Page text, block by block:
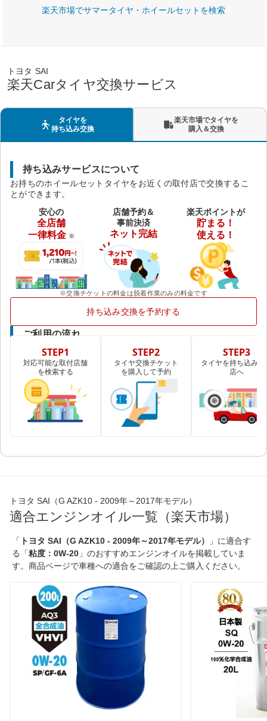
楽天市場でサマータイヤ・ホイールセットを検索
トヨタ SAI
楽天Carタイヤ交換サービス
タイヤを
持ち込み交換
楽天市場でタイヤを
購入＆交換
持ち込みサービスについて
お持ちのホイールセットタイヤをお近くの取付店で交換するこ
とができます。
安心の
全店舗
一律料金 ※
店舗予約＆
事前決済
ネット完結
楽天ポイントが
貯まる！
使える！
※交換チケットの料金は脱着作業のみの料金です
持ち込み交換を予約する
ご利用の流れ
STEP1
対応可能な取付店舗
を検索する
STEP2
タイヤ交換チケット
を購入して予約
STEP3
タイヤを持ち込み取
店へ
トヨタ SAI（G AZK10 - 2009年～2017年モデル）
適合エンジンオイル一覧（楽天市場）
「 トヨタ SAI（G AZK10 - 2009年～2017年モデル）
」に適合す
る「粘度：0W-20 」のおすすめエンジンオイルを掲載していま
す。商品ページで車種への適合をご確認の上ご購入ください。